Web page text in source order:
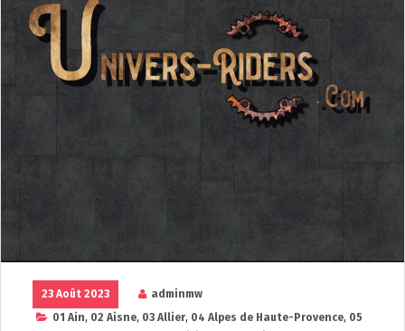
23 Août 2023
adminmw
01 Ain, 02 Aisne, 03 Allier, 04 Alpes de Haute-Provence, 05